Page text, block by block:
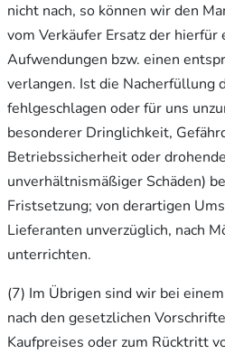
nicht nach, so können wir den
vom Verkäufer Ersatz der hierfür
Aufwendungen bzw. einen
verlangen. Ist die Nacherfüllung
fehlgeschlagen oder für uns
besonderer Dringlichkeit,
Betriebssicherheit oder
unverhältnismäßiger Schäden)
Fristsetzung; von derartigen
Lieferanten unverzüglich, nach
unterrichten.
(7) Im Übrigen sind wir bei
nach den gesetzlichen
Kaufpreises oder zum Rücktritt